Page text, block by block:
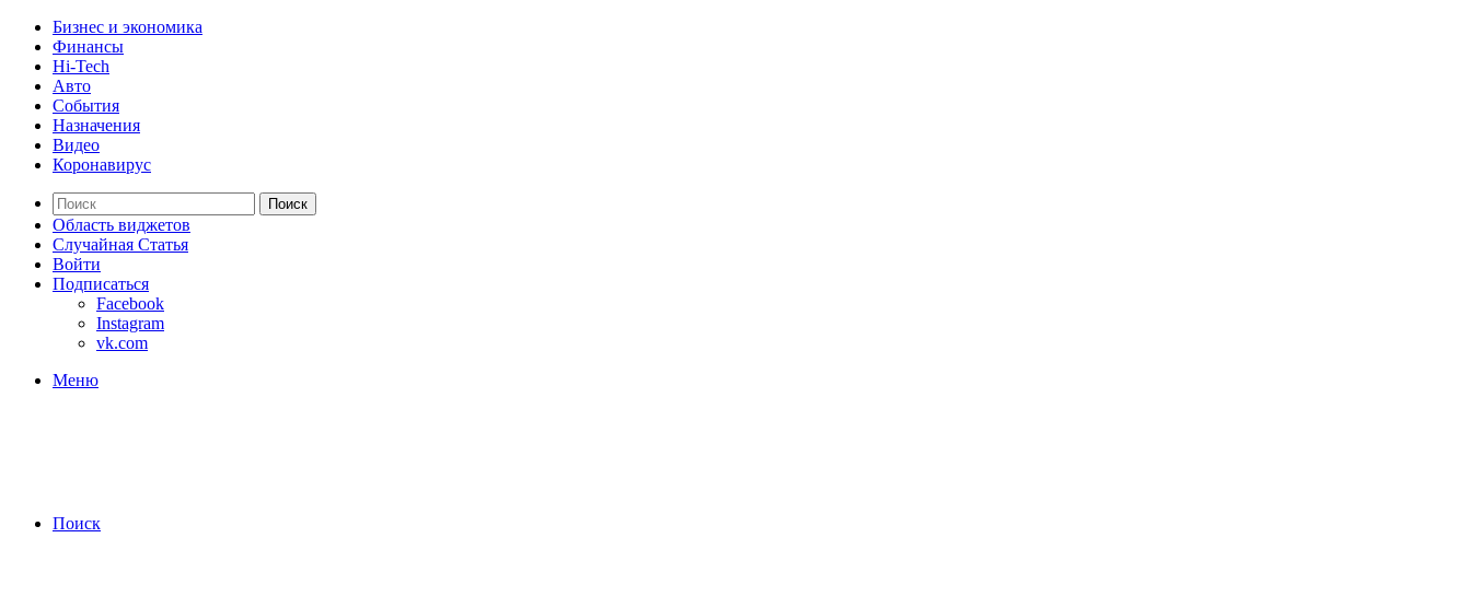
Бизнес и экономика
Финансы
Hi-Tech
Авто
События
Назначения
Видео
Коронавирус
Поиск
Область виджетов
Случайная Статья
Войти
Подписаться
Facebook
Instagram
vk.com
Меню
Поиск